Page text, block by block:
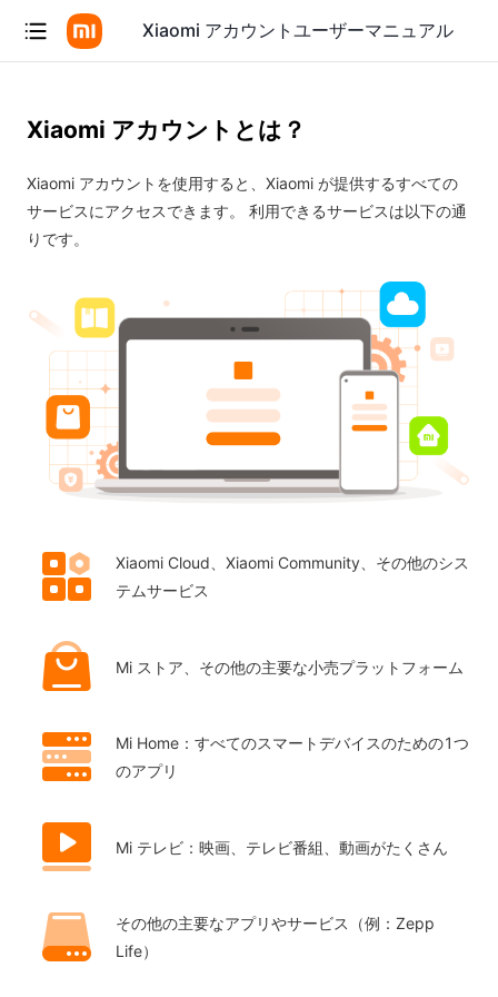
Xiaomi アカウントユーザーマニュアル
Xiaomi アカウントとは？
Xiaomi アカウントを使用すると、Xiaomi が提供するすべての
サービスにアクセスできます。 利用できるサービスは以下の通
りです。
Xiaomi Cloud、Xiaomi Community、その他のシス
テムサービス
Mi ストア、その他の主要な小売プラットフォーム
Mi Home：すべてのスマートデバイスのための1つ
のアプリ
Mi テレビ：映画、テレビ番組、動画がたくさん
その他の主要なアプリやサービス（例：Zepp
Life）